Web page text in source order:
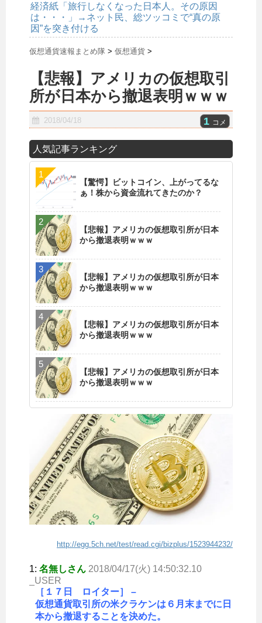
経済紙「旅行しなくなった日本人。その原因
は・・・」→ネット民、総ツッコミで“真の原
因”を突き付ける
仮想通貨速報まとめ隊 > 仮想通貨 >
【悲報】アメリカの仮想取引
所が日本から撤退表明ｗｗｗ
2018/04/18 1 コメ
人気記事ランキング
【驚愕】ビットコイン、上がってるな
ぁ！株から資金流れてきたのか？
【悲報】アメリカの仮想取引所が日本
から撤退表明ｗｗｗ
【悲報】アメリカの仮想取引所が日本
から撤退表明ｗｗｗ
【悲報】アメリカの仮想取引所が日本
から撤退表明ｗｗｗ
【悲報】アメリカの仮想取引所が日本
から撤退表明ｗｗｗ
http://egg.5ch.net/test/read.cgi/bizplus/1523944232/
1: 名無しさん 2018/04/17(火) 14:50:32.10
_USER
［１７日 ロイター］ –
仮想通貨取引所の米クラケンは６月末までに日
本から撤退することを決めた。